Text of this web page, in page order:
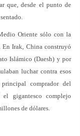
que, desde el punto de
Oriente sólo con la
Irak, China construyó
Islámico (Daesh) y por
luchar contra esos
comprador del
gigantesco complejo
de dólares.